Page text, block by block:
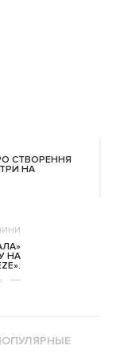
СТВОРЕННЯ
НА
НА